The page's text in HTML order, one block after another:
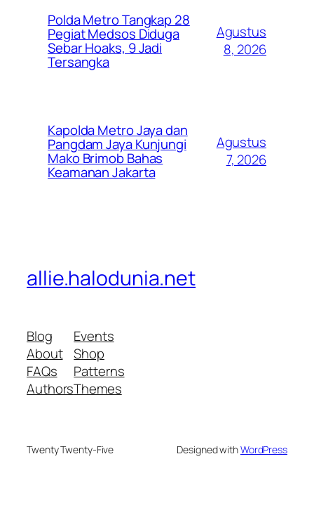
Polda Metro Tangkap 28
Pegiat Medsos Diduga
Sebar Hoaks, 9 Jadi
Tersangka
Agustus
8, 2026
Kapolda Metro Jaya dan
Pangdam Jaya Kunjungi
Mako Brimob Bahas
Keamanan Jakarta
Agustus
7, 2026
allie.halodunia.net
Blog
About
FAQs
Authors
Events
Shop
Patterns
Themes
Twenty Twenty-Five Designed withWordPress